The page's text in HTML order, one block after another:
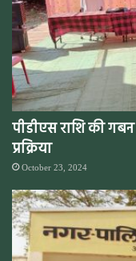
पीडीएस राशि की
प्रक्रिया
October 23, 2024